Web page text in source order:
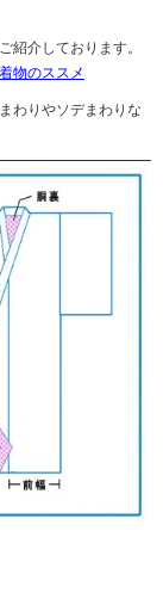
紹介しております。
物のススメ
わりやソデまわりな